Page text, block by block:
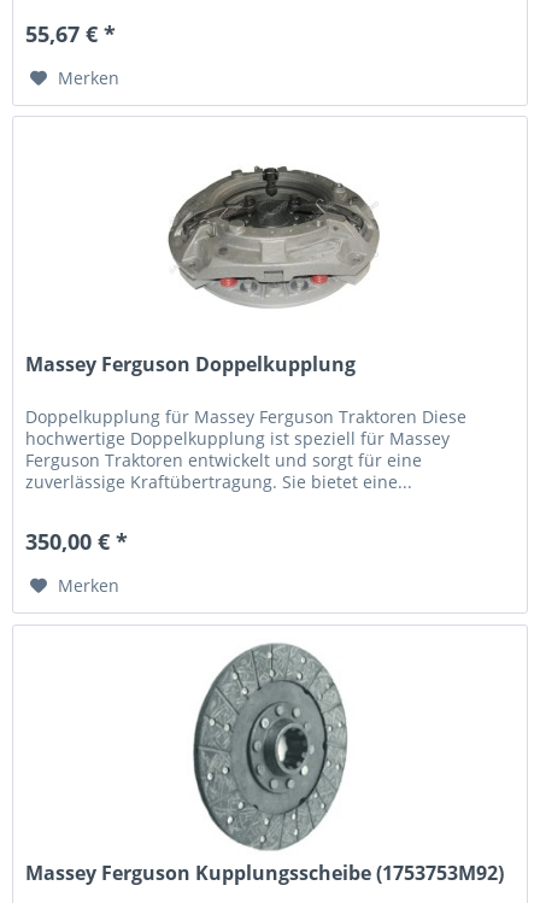
55,67 € *
Merken
Massey Ferguson Doppelkupplung
Doppelkupplung für Massey Ferguson Traktoren Diese
hochwertige Doppelkupplung ist speziell für Massey
Ferguson Traktoren entwickelt und sorgt für eine
zuverlässige Kraftübertragung. Sie bietet eine...
350,00 € *
Merken
Massey Ferguson Kupplungsscheibe (1753753M92)